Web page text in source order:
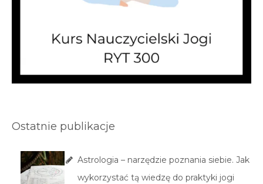
Ostatnie publikacje
Astrologia – narzędzie poznania siebie. Jak
wykorzystać tą wiedzę do praktyki jogi